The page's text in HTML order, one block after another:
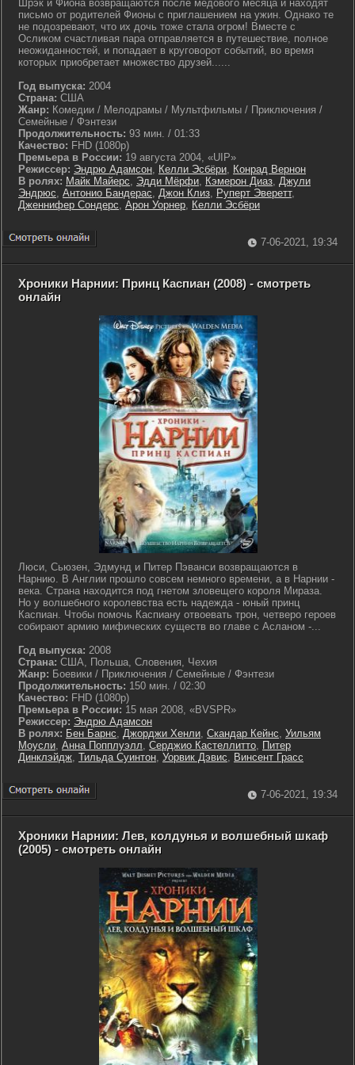
Шрэк и Фиона возвращаются после медового месяца и находят
письмо от родителей Фионы с приглашением на ужин. Однако те
не подозревают, что их дочь тоже стала огром! Вместе с
Осликом счастливая пара отправляется в путешествие, полное
неожиданностей, и попадает в круговорот событий, во время
которых приобретает множество друзей......
Год выпуска: 2004
Страна: США
Жанр: Комедии / Мелодрамы / Мультфильмы / Приключения /
Семейные / Фэнтези
Продолжительность: 93 мин. / 01:33
Качество: FHD (1080p)
Премьера в России: 19 августа 2004, «UIP»
Режиссер: Эндрю Адамсон, Келли Эсбёри, Конрад Вернон
В ролях: Майк Майерс, Эдди Мёрфи, Кэмерон Диаз, Джули
Эндрюс, Антонио Бандерас, Джон Клиз, Руперт Эверетт,
Дженнифер Сондерс, Арон Уорнер, Келли Эсбёри
7-06-2021, 19:34
Хроники Нарнии: Принц Каспиан (2008) - смотреть
онлайн
Люси, Сьюзен, Эдмунд и Питер Пэванси возвращаются в
Нарнию. В Англии прошло совсем немного времени, а в Нарнии -
века. Страна находится под гнетом зловещего короля Мираза.
Но у волшебного королевства есть надежда - юный принц
Каспиан. Чтобы помочь Каспиану отвоевать трон, четверо героев
собирают армию мифических существ во главе с Асланом -...
Год выпуска: 2008
Страна: США, Польша, Словения, Чехия
Жанр: Боевики / Приключения / Семейные / Фэнтези
Продолжительность: 150 мин. / 02:30
Качество: FHD (1080p)
Премьера в России: 15 мая 2008, «BVSPR»
Режиссер: Эндрю Адамсон
В ролях: Бен Барнс, Джорджи Хенли, Скандар Кейнс, Уильям
Моусли, Анна Попплуэлл, Серджио Кастеллитто, Питер
Динклэйдж, Тильда Суинтон, Уорвик Дэвис, Винсент Грасс
7-06-2021, 19:34
Хроники Нарнии: Лев, колдунья и волшебный шкаф
(2005) - смотреть онлайн